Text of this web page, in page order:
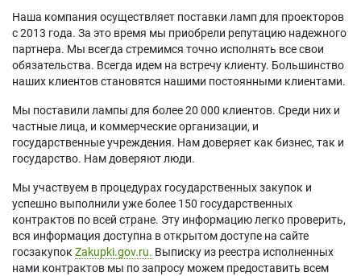
Наша компания осуществляет поставки ламп для проекторов
с 2013 года. За это время мы приобрели репутацию надежного
партнера. Мы всегда стремимся точно исполнять все свои
обязательства. Всегда идем на встречу клиенту. Большинство
наших клиентов становятся нашими постоянными клиентами.
Мы поставили лампы для более 20 000 клиентов. Среди них и
частные лица, и коммерческие организации, и
государственные учреждения. Нам доверяет как бизнес, так и
государство. Нам доверяют люди.
Мы участвуем в процедурах государственных закупок и
успешно выполнили уже более 150 государственных
контрактов по всей стране. Эту информацию легко проверить,
вся информация доступна в открытом доступе на сайте
госзакупок Zakupki.gov.ru. Выписку из реестра исполненных
нами контрактов мы по запросу можем предоставить всем